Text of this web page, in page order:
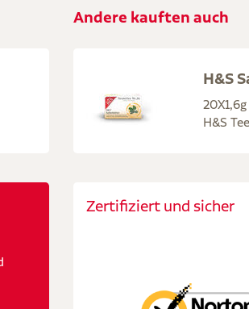
Andere kauften auch
H&S
H&S
Zertifiziert und sicher